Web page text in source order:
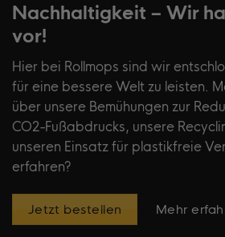
Nachhaltigkeit – Wir
vor!
Hier bei Rollmops sind wir
für eine bessere Welt zu leisten.
über unsere Bemühungen zur
CO2-Fußabdrucks, unsere
unseren Einsatz für plastikfreie
erfahren?
Jetzt bestellen Mehr